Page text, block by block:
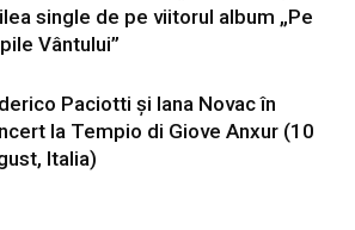
single de pe viitorul album „Pe
Vântului”
Paciotti și Iana Novac în
la Tempio di Giove Anxur (10
Italia)